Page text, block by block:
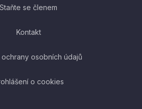
Staňte se členem
Kontakt
ochrany osobních údajů
o cookies